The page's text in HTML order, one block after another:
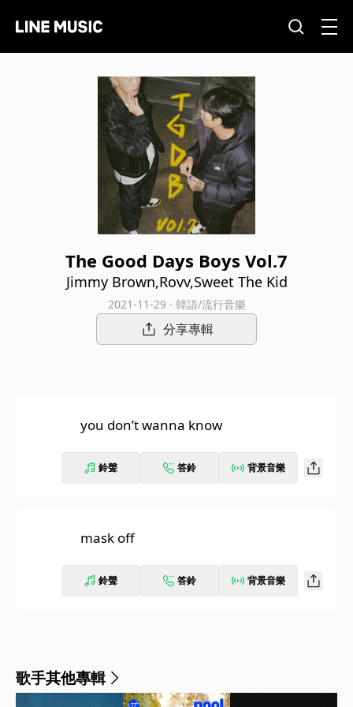
The Good Days Boys Vol.7
Jimmy Brown,Rovv,Sweet The Kid
2021-11-29 · 韓語/流行音樂
分享專輯
you don’t wanna know
鈴聲 答鈴 背景音樂
mask off
鈴聲 答鈴 背景音樂
歌手其他專輯